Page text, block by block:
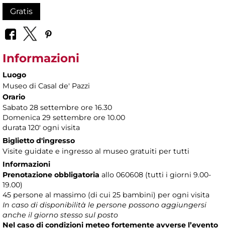
Gratis
Informazioni
Luogo
Museo di Casal de' Pazzi
Orario
Sabato 28 settembre ore 16.30
Domenica 29 settembre ore 10.00
durata 120' ogni visita
Biglietto d'ingresso
Visite guidate e ingresso al museo gratuiti per tutti
Informazioni
Prenotazione obbligatoria allo 060608 (tutti i giorni 9.00-
19.00)
45 persone al massimo (di cui 25 bambini) per ogni visita
In caso di disponibilità le persone possono aggiungersi
anche il giorno stesso sul posto
Nel caso di condizioni meteo fortemente avverse l’evento